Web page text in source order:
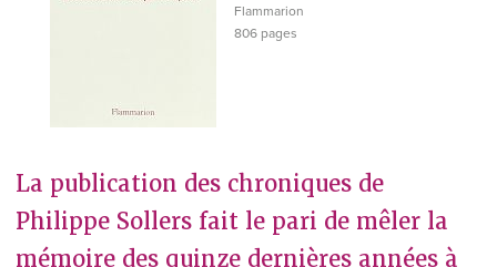
Flammarion
806 pages
La publication des chroniques de
Philippe Sollers fait le pari de mêler la
mémoire des quinze dernières années à